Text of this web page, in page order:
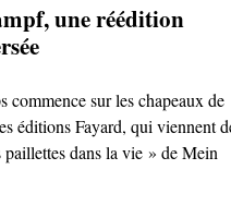
une réédition
commence sur les chapeaux de
éditions Fayard, qui viennent
paillettes dans la vie » de Mein